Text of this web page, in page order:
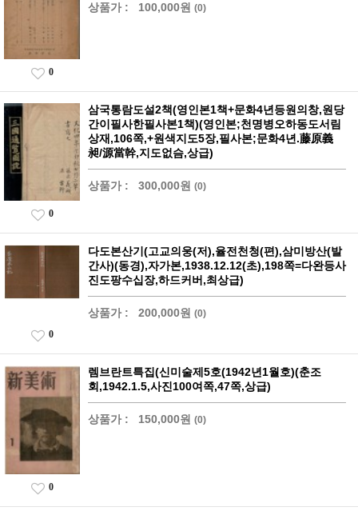
상품가 : 100,000원 (0)
0
삼국통람도설2책(영인본1책+문화4년등원의창,원당
간이필사한필사본1책)(영인본;천명병오하동도서림
상재,106쪽,+원색지도5장,필사본;문화4년.藤原義
昶/源當幹,지도없슴,상급)
상품가 : 300,000원 (0)
0
다도본산기(고교의웅(저),율전천청(편),삼미방산(발
간사)(동경),자가본,1938.12.12(초),198쪽=다완등사
진도팡수십장,하드커버,최상급)
상품가 : 200,000원 (0)
0
렘브란트특집(신미술제5호(1942년1월호)(춘조
회,1942.1.5,사진100여쪽,47쪽,상급)
상품가 : 150,000원 (0)
0